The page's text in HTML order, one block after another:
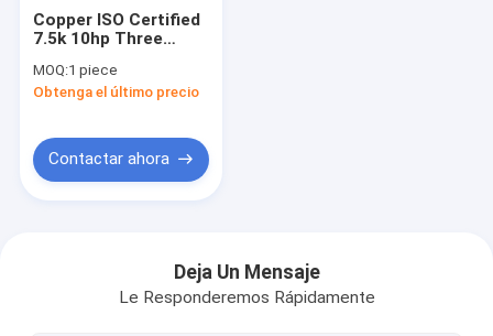
Inversor de frecuencia variable
Inversor de baja fricción
inversor la monofásico
inversor solar de la bomba
Copper ISO Certified
7.5k 10hp Three
50hz to 60hz DC
Reactor Electric
MOQ:1 piece
Obtenga el último precio
Contactar ahora
Deja Un Mensaje
Le Responderemos Rápidamente